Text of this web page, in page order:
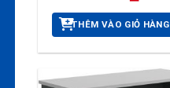
THÊM VÀO GIỎ HÀNG